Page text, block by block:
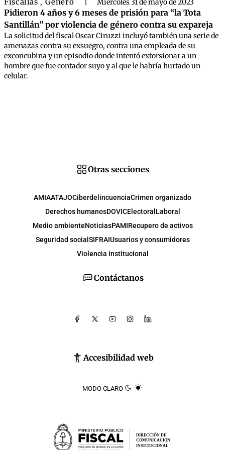
, Miércoles 31 de mayo de 2023
Pidieron 4 años y 6 meses de prisión para “la Tota
Santillán” por violencia de género contra su expareja
La solicitud del fiscal Oscar Ciruzzi incluyó también una serie de
amenazas contra su exsuegro, contra una empleada de su
exconcubina y un episodio donde intentó extorsionar a un
hombre que fue contador suyo y al que le habría hurtado un
celular.
Contáctanos
Accesibilidad web
MODO CLARO
Otras secciones
AMIAATAJOCiberdelincuenciaCrimen organizado
Derechos humanosDOVICElectoral Laboral
Medio ambienteNoticiasPAMIRecupero de activos
Seguridad social SIFRAIUsuarios y consumidores
Violencia institucional
DIRECCIÓN DE
COMUNICACIÓN
INSTITUCIONAL